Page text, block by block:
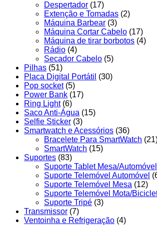
Despertador (17)
Extenção e Tomadas (2)
Máquina Barbear (3)
Máquina Cortar Cabelo (17)
Máquina de tirar borbotos (4)
Rádio (4)
Secador Cabelo (5)
Pilhas (51)
Placa Digital Portátil (30)
Pop socket (5)
Power Bank (17)
Ring Light (6)
Saco Anti-Água (15)
Selfie Sticker (3)
Smartwatch e Acessórios (36)
Bracelete Para SmartWatch
SmartWatch (15)
Suportes (83)
Suporte Tablet Mesa/Automóvel
Suporte Telemóvel Automóvel
Suporte Telemóvel Mesa (12)
Suporte Telemóvel Mota/
Suporte Tripé (3)
Transmissor (7)
Ventoinha e Refrigeração (4)